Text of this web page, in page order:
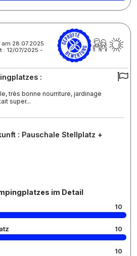
28.07.2025
: 12/07/2025 -
:
très bonne nourriture, jardinage
super...
: Pauschale Stellplatz +
im Detail
10
10
10